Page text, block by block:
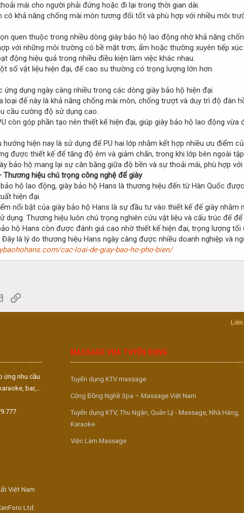
mái cho người phải đứng hoặc đi lại trong thời gian dài.
có khả năng chống mài mòn tương đối tốt và phù hợp với nhiều môi
quen thuộc trong nhiều dòng giày bảo hộ lao động nhờ khả năng
với những môi trường có bề mặt trơn, ẩm hoặc thường xuyên tiếp
động hiệu quả trong nhiều điều kiện làm việc khác nhau.
số vật liệu hiện đại, đế cao su thường có trọng lượng lớn hơn.
ứng dụng ngày càng nhiều trong các dòng giày bảo hộ hiện đại.
loại đế này là khả năng chống mài mòn, chống trượt và duy trì độ đàn
cầu cường độ sử dụng cao.
còn góp phần tạo nên thiết kế hiện đại, giúp giày bảo hộ lao động
hiện nay là sử dụng đế PU hai lớp nhằm kết hợp nhiều ưu điểm
được thiết kế để tăng độ êm và giảm chấn, trong khi lớp bên ngoài
bảo hộ mang lại sự cân bằng giữa độ bền và sự thoải mái, phù hợp
Thương hiệu chú trọng công nghệ đế giày
hộ lao động, giày bảo hộ Hans là thương hiệu đến từ Hàn Quốc
hiện đại.
nổi bật của giày bảo hộ Hans là sự đầu tư vào thiết kế đế giày
dụng. Thương hiệu luôn chú trọng nghiên cứu vật liệu và cấu trúc đế
hộ Hans còn được đánh giá cao nhờ thiết kế hiện đại, trọng lượng
là lý do thương hiệu Hans ngày càng được nhiều doanh nghiệp và
cac-loai-de-giay-bao-ho-pho-bien/
Email
ứng nhu cầu
bar,...
MASSAGE VUA TUYỂN DỤNG
Tuyển dụng KTV massage
Cộng Đồng Nghề Spa – Massage Việt Nam
Tuyển dụng KTV, Thu Ngân, Quản Lý - Massage, Nhà Hàng,
Karaoke
Việc Làm Massage
Việt Nam
Ltd.